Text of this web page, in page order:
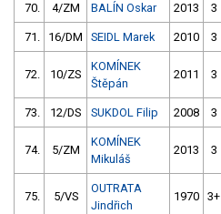
70. 4/ZM BALÍN Oskar 2013 3
71. 16/DM SEIDL Marek 2010 3
72. 10/ZS
KOMÍNEK
Štěpán
2011 3
73. 12/DS SUKDOL Filip 2008 3
74. 5/ZM
KOMÍNEK
Mikuláš
2013 3
75. 5/VS
OUTRATA
Jindřich
1970 3+